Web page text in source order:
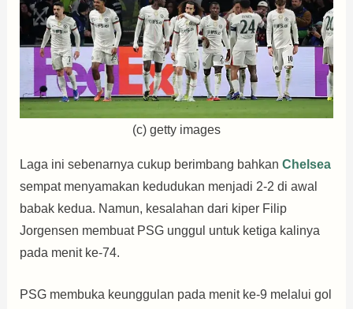
(c) getty images
Laga ini sebenarnya cukup berimbang bahkan Chelsea
sempat menyamakan kedudukan menjadi 2-2 di awal
babak kedua. Namun, kesalahan dari kiper Filip
Jorgensen membuat PSG unggul untuk ketiga kalinya
pada menit ke-74.
PSG membuka keunggulan pada menit ke-9 melalui gol